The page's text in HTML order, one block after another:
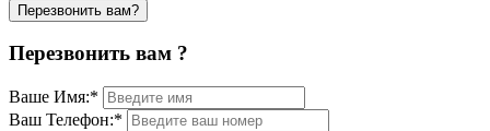
Перезвонить вам?
Перезвонить вам ?
Ваше Имя:*
Ваш Телефон:*